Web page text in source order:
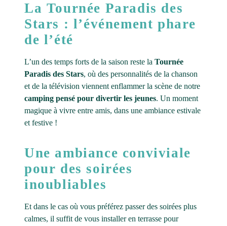
La Tournée Paradis des
Stars : l’événement phare
de l’été
L’un des temps forts de la saison reste la Tournée
Paradis des Stars, où des personnalités de la chanson
et de la télévision viennent enflammer la scène de notre
camping pensé pour divertir les jeunes. Un moment
magique à vivre entre amis, dans une ambiance estivale
et festive !
Une ambiance conviviale
pour des soirées
inoubliables
Et dans le cas où vous préférez passer des soirées plus
calmes, il suffit de vous installer en terrasse pour